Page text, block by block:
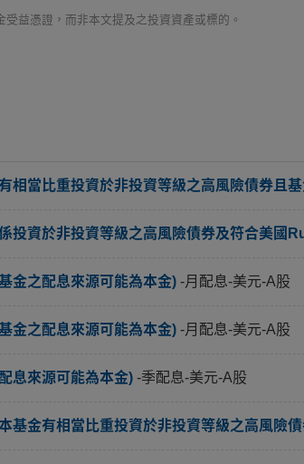
益憑證，而非本文提及之投資資產或標的。
相當比重投資於非投資等級之高風險債券且
投資於非投資等級之高風險債券及符合美國
金之配息來源可能為本金) -月配息-美元-A股
金之配息來源可能為本金) -月配息-美元-A股
息來源可能為本金) -季配息-美元-A股
基金有相當比重投資於非投資等級之高風險